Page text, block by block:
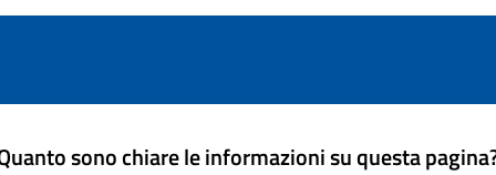
sono chiare le informazioni su questa